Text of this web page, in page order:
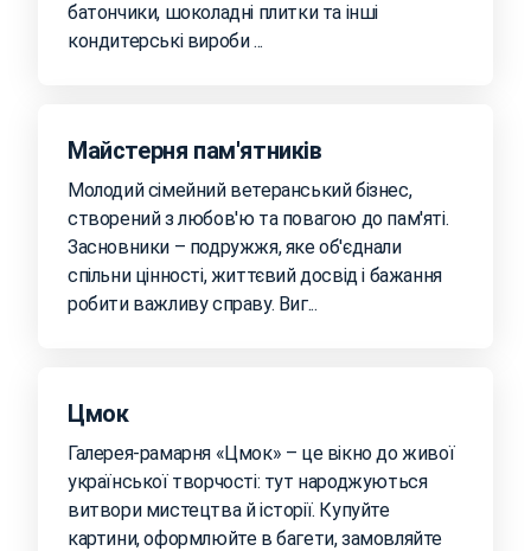
батончики, шоколадні плитки та інші
кондитерські вироби ...
Майстерня пам'ятників
Молодий сімейний ветеранський бізнес,
створений з любов'ю та повагою до пам'яті.
Засновники – подружжя, яке об'єднали
спільни цінності, життєвий досвід і бажання
робити важливу справу. Виг...
Цмок
Галерея-рамарня «Цмок» – це вікно до живої
української творчості: тут народжуються
витвори мистецтва й історії. Купуйте
картини, оформлюйте в багети, замовляйте